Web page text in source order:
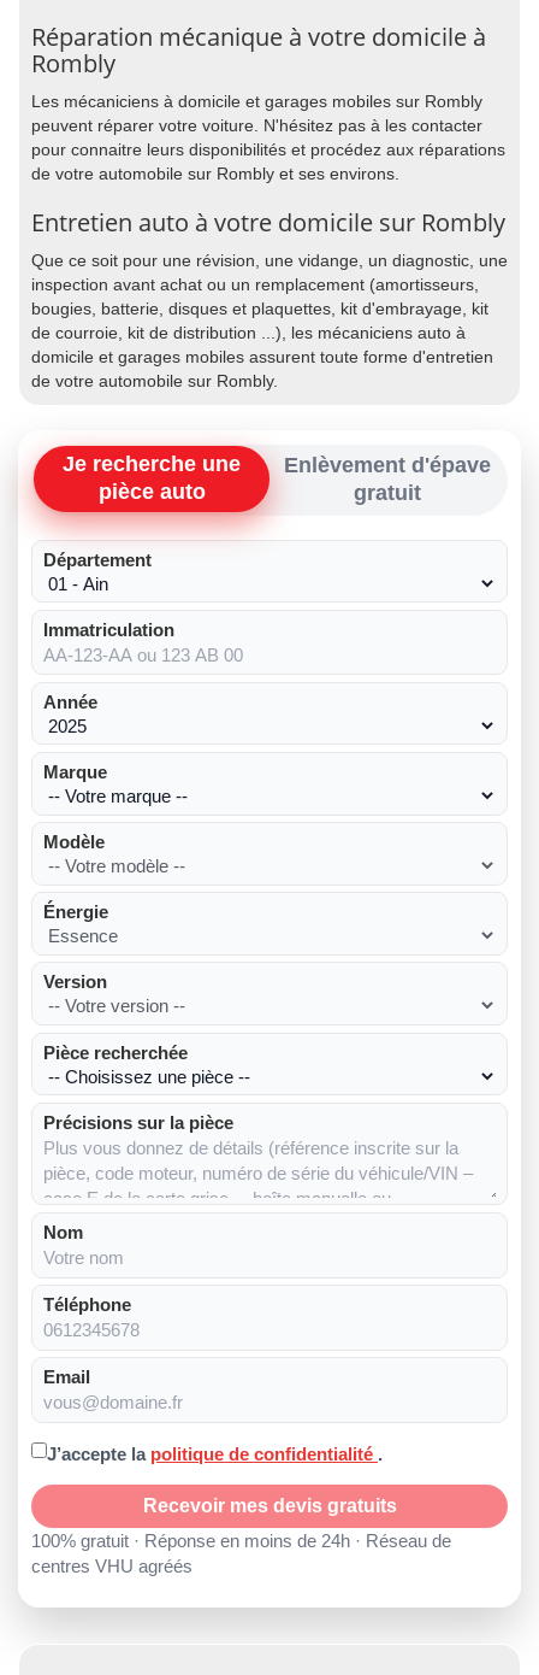
Réparation mécanique à votre domicile à
Rombly
Les mécaniciens à domicile et garages mobiles sur Rombly
peuvent réparer votre voiture. N'hésitez pas à les contacter
pour connaitre leurs disponibilités et procédez aux réparations
de votre automobile sur Rombly et ses environs.
Entretien auto à votre domicile sur Rombly
Que ce soit pour une révision, une vidange, un diagnostic, une
inspection avant achat ou un remplacement (amortisseurs,
bougies, batterie, disques et plaquettes, kit d'embrayage, kit
de courroie, kit de distribution ...), les mécaniciens auto à
domicile et garages mobiles assurent toute forme d'entretien
de votre automobile sur Rombly.
Je recherche une
pièce auto
Enlèvement d'épave
gratuit
Département
Immatriculation
Année
Marque
Modèle
Énergie
Version
Pièce recherchée
Précisions sur la pièce
Nom
Téléphone
Email
J’accepte la politique de confidentialité .
Recevoir mes devis gratuits
100% gratuit · Réponse en moins de 24h · Réseau de
centres VHU agréés